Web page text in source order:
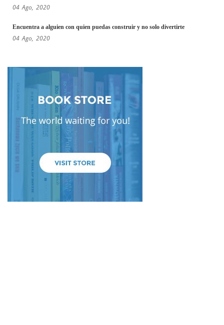
04 Ago, 2020
Encuentra a alguien con quien puedas construir y no solo divertirte
04 Ago, 2020